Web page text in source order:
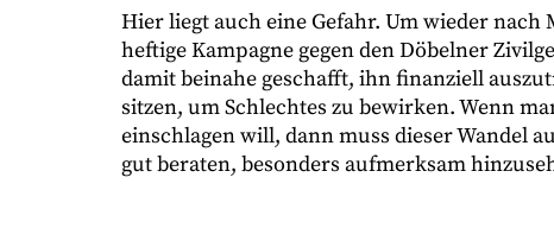
Hier liegt auch eine Gefahr. Um wieder
heftige Kampagne gegen den Döbelner
damit beinahe geschafft, ihn finanziell
sitzen, um Schlechtes zu bewirken. Wenn
einschlagen will, dann muss dieser Wandel
gut beraten, besonders aufmerksam